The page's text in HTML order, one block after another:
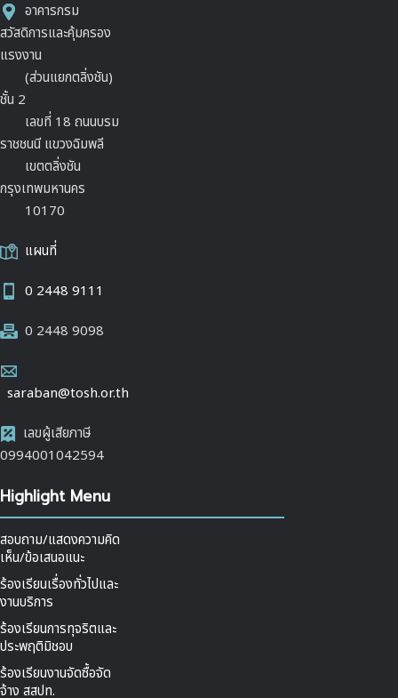
อาคารกรม
สวัสดิการและคุ้มครอง
แรงงาน
(ส่วนแยกตลิ่งชัน)
ชั้น 2
เลขที่ 18 ถนนบรม
ราชชนนี แขวงฉิมพลี
เขตตลิ่งชัน
กรุงเทพมหานคร
10170
แผนที่
0 2448 9111
0 2448 9098
saraban@tosh.or.th
เลขผู้เสียภาษี
0994001042594
Highlight Menu
สอบถาม/แสดงความคิด
เห็น/ข้อเสนอแนะ
ร้องเรียนเรื่องทั่วไปและ
งานบริการ
ร้องเรียนการทุจริตและ
ประพฤติมิชอบ
ร้องเรียนงานจัดซื้อจัด
จ้าง สสปท.